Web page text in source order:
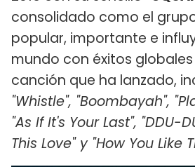
consolidado como el
popular, importante e
mundo con éxitos
canción que ha lanzado,
"Whistle", "Boombayah",
"As If It's Your Last", "DDU-
This Love" y "How You Like